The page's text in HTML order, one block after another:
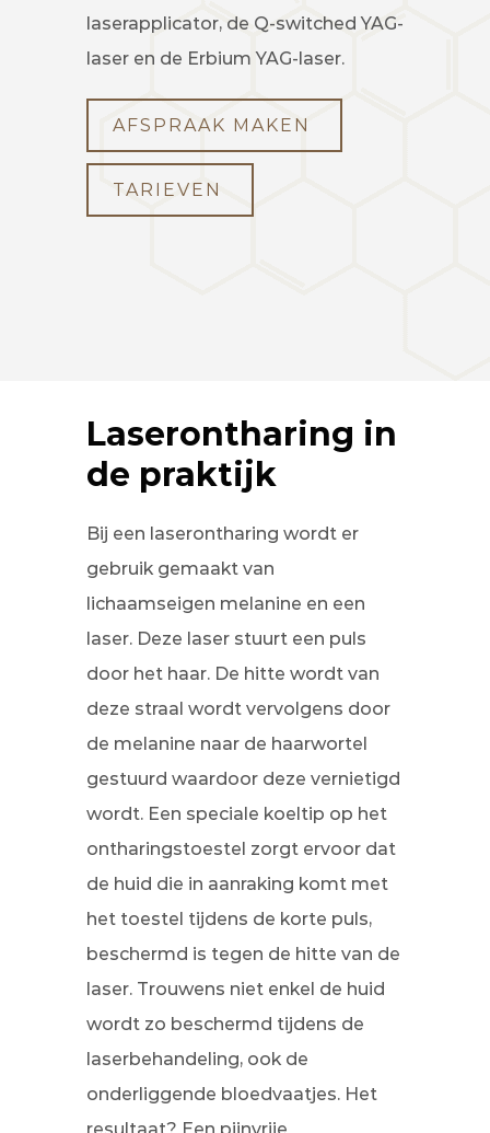
laserapplicator, de Q-switched YAG-
laser en de Erbium YAG-laser.
AFSPRAAK MAKEN
TARIEVEN
Laserontharing in
de praktijk
Bij een laserontharing wordt er
gebruik gemaakt van
lichaamseigen melanine en een
laser. Deze laser stuurt een puls
door het haar. De hitte wordt van
deze straal wordt vervolgens door
de melanine naar de haarwortel
gestuurd waardoor deze vernietigd
wordt. Een speciale koeltip op het
ontharingstoestel zorgt ervoor dat
de huid die in aanraking komt met
het toestel tijdens de korte puls,
beschermd is tegen de hitte van de
laser. Trouwens niet enkel de huid
wordt zo beschermd tijdens de
laserbehandeling, ook de
onderliggende bloedvaatjes. Het